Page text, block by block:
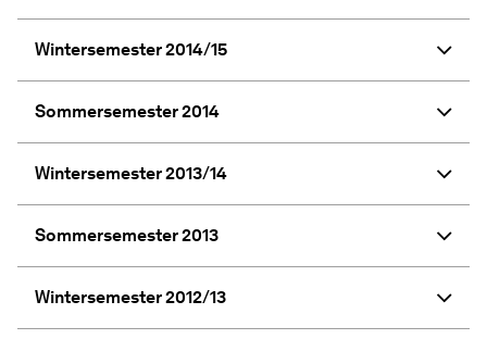
Wintersemester 2014/15
Sommersemester 2014
Wintersemester 2013/14
Sommersemester 2013
Wintersemester 2012/13